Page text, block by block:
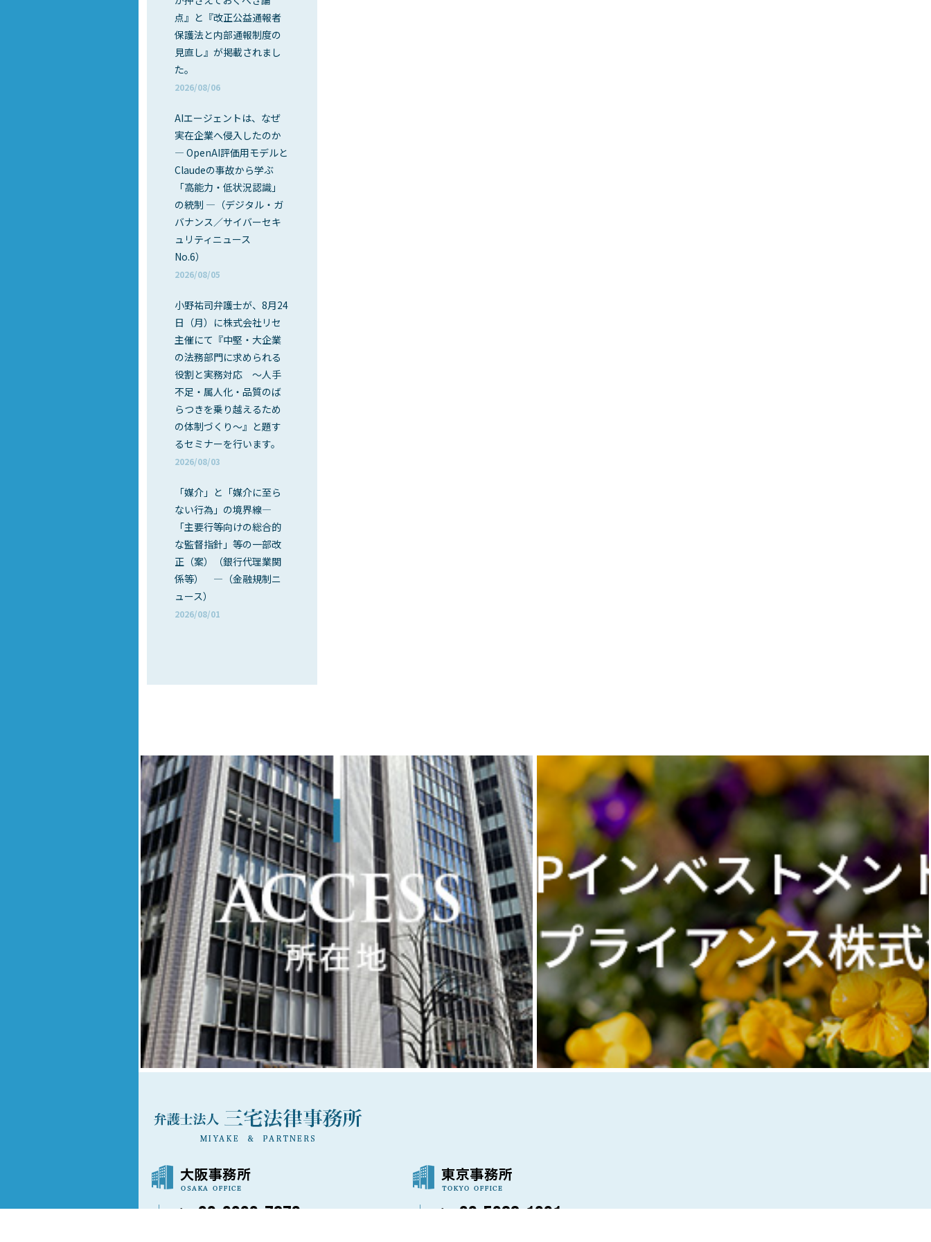
点』と『改正公益通報者
保護法と内部通報制度の
見直し』が掲載されまし
た。
2026/08/06
AIエージェントは、なぜ
実在企業へ侵入したのか
― OpenAI評価用モデルと
Claudeの事故から学ぶ
「高能力・低状況認識」
の統制 ―（デジタル・ガ
バナンス／サイバーセキ
ュリティニュース
No.6）
2026/08/05
小野祐司弁護士が、8月24
日（月）に株式会社リセ
主催にて『中堅・大企業
の法務部門に求められる
役割と実務対応 ～人手
不足・属人化・品質のば
らつきを乗り越えるため
の体制づくり～』と題す
るセミナーを行います。
2026/08/03
「媒介」と「媒介に至ら
ない行為」の境界線―
「主要行等向けの総合的
な監督指針」等の一部改
正（案）（銀行代理業関
係等） ―（金融規制ニ
ュース）
2026/08/01
06-6202-7873 03-5288-1021